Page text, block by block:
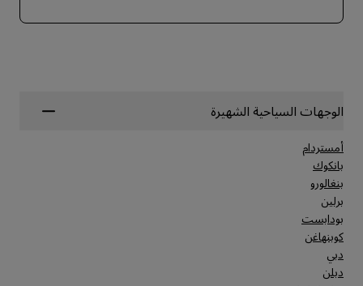
الوجهات السياحية الشهيرة
أمستردام
بانكوك
بنغالورو
برلين
بودابست
كوبنهاغن
دبي
دبلن